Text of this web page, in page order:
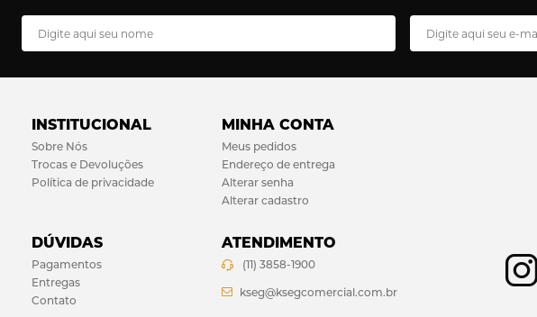
INSTITUCIONAL
Sobre Nós
Trocas e Devoluções
Política de privacidade
MINHA CONTA
Meus pedidos
Endereço de entrega
Alterar senha
Alterar cadastro
DÚVIDAS
Pagamentos
Entregas
Contato
ATENDIMENTO
(11) 3858-1900
kseg@ksegcomercial.com.br